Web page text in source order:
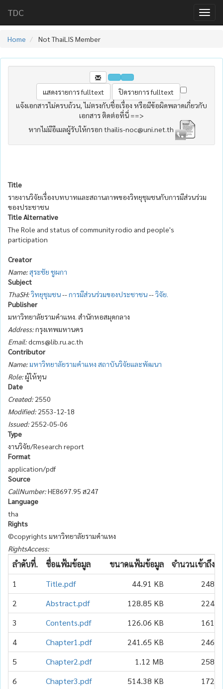
TDC
Home Not ThaiLIS Member
แจ้งเอกสารไม่ครบถ้วน, ไม่ตรงกับชื่อเรื่อง หรือมีข้อผิดพลาดเกี่ยวกับ
เอกสาร ติดต่อที่นี่ ==>
หากไม่มีอีเมลผู้รับให้กรอก thailis-noc@uni.net.th
Title
รายงานวิจัยเรื่องบทบาทและสถานภาพของวิทยุชุมชนกับการมีส่วนร่วม
ของประชาชน
Title Alternative
The Role and status of community rodio and people's
participation
Creator
Name:สุระชัย ชูผกา
Subject
ThaSH:วิทยุชุมชน--การมีส่วนร่วมของประชาชน--วิจัย.
Publisher
มหาวิทยาลัยรามคำแหง. สำนักหอสมุดกลาง
Address:กรุงเทพมหานคร
Email:dcms@lib.ru.ac.th
Contributor
Name:มหาวิทยาลัยรามคำแหง สถาบันวิจัยและพัฒนา
Role:ผู้ให้ทุน
Date
Created: 2550
Modified: 2553-12-18
Issued: 2552-05-06
Type
งานวิจัย/Research report
Format
application/pdf
Source
CallNumber:HE8697.95 ส247
Language
tha
Rights
©copyrights มหาวิทยาลัยรามคำแหง
RightsAccess:
ลำดับที่. ชื่อแฟ้มข้อมูล ขนาดแฟ้มข้อมูล จำนวนเข้าถึง
1
Title.pdf 44.91 KB 248
2
Abstract.pdf 128.85 KB 224
3
Contents.pdf 126.06 KB 161
4
Chapter1.pdf 241.65 KB 246
5
Chapter2.pdf 1.12 MB 258
6
Chapter3.pdf 514.38 KB 172